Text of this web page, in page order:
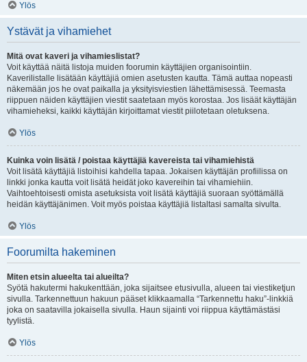
Ylös
Ystävät ja vihamiehet
Mitä ovat kaveri ja vihamieslistat?
Voit käyttää näitä listoja muiden foorumin käyttäjien organisointiin.
Kaverilistalle lisätään käyttäjiä omien asetusten kautta. Tämä auttaa nopeasti
näkemään jos he ovat paikalla ja yksityisviestien lähettämisessä. Teemasta
riippuen näiden käyttäjien viestit saatetaan myös korostaa. Jos lisäät käyttäjän
vihamieheksi, kaikki käyttäjän kirjoittamat viestit piilotetaan oletuksena.
Ylös
Kuinka voin lisätä / poistaa käyttäjiä kavereista tai vihamiehistä
Voit lisätä käyttäjiä listoihisi kahdella tapaa. Jokaisen käyttäjän profiilissa on
linkki jonka kautta voit lisätä heidät joko kavereihin tai vihamiehiin.
Vaihtoehtoisesti omista asetuksista voit lisätä käyttäjiä suoraan syöttämällä
heidän käyttäjänimen. Voit myös poistaa käyttäjiä listaltasi samalta sivulta.
Ylös
Foorumilta hakeminen
Miten etsin alueelta tai alueilta?
Syötä hakutermi hakukenttään, joka sijaitsee etusivulla, alueen tai viestiketjun
sivulla. Tarkennettuun hakuun pääset klikkaamalla “Tarkennettu haku”-linkkiä
joka on saatavilla jokaisella sivulla. Haun sijainti voi riippua käyttämästäsi
tyylistä.
Ylös